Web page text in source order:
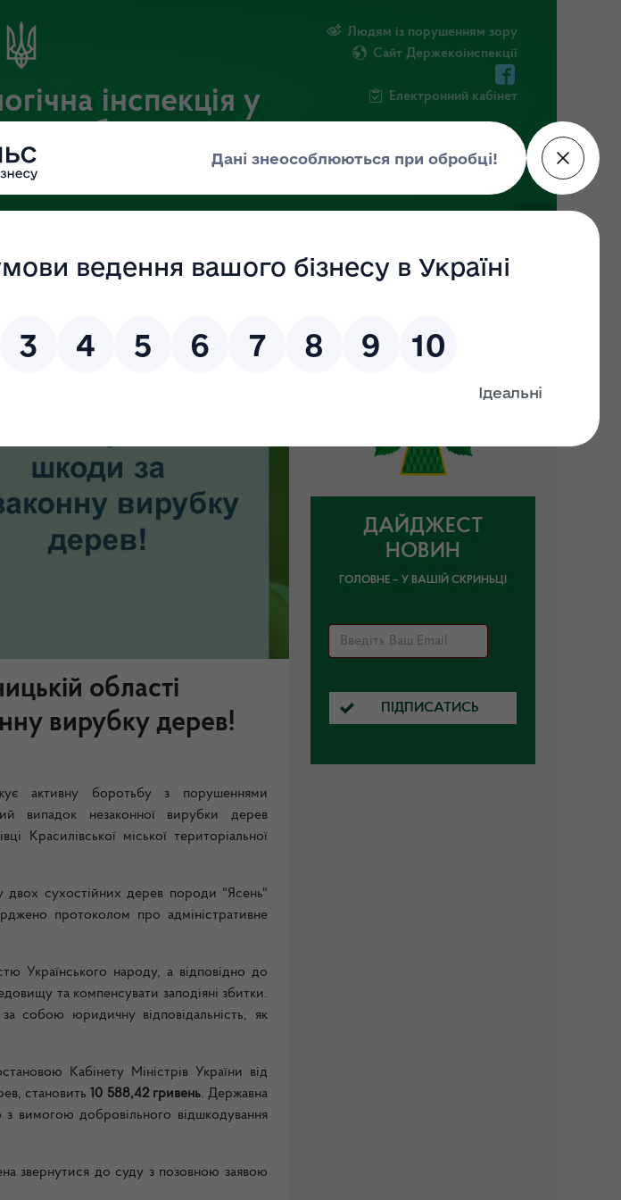
інспекція у
області
веб-портал
Людям із порушенням зору
Сайт Держекоінспекції
Електронний кабінет
області
вирубку дерев!
активну боротьбу з порушеннями
випадок незаконної вирубки дерев
Красилівської міської територіальної
двох сухостійних дерев породи "Ясень"
протоколом про адміністративне
Українського народу, а відповідно до
та компенсувати заподіяні збитки.
собою юридичну відповідальність, як
Кабінету Міністрів України від
становить10 588,42 гривень. Державна
з вимогою добровільного відшкодування
звернутися до суду з позовною заявою
ДАЙДЖЕСТ
НОВИН
ГОЛОВНЕ – У ВАШІЙ СКРИНЬЦІ
ПІДПИСАТИСЬ